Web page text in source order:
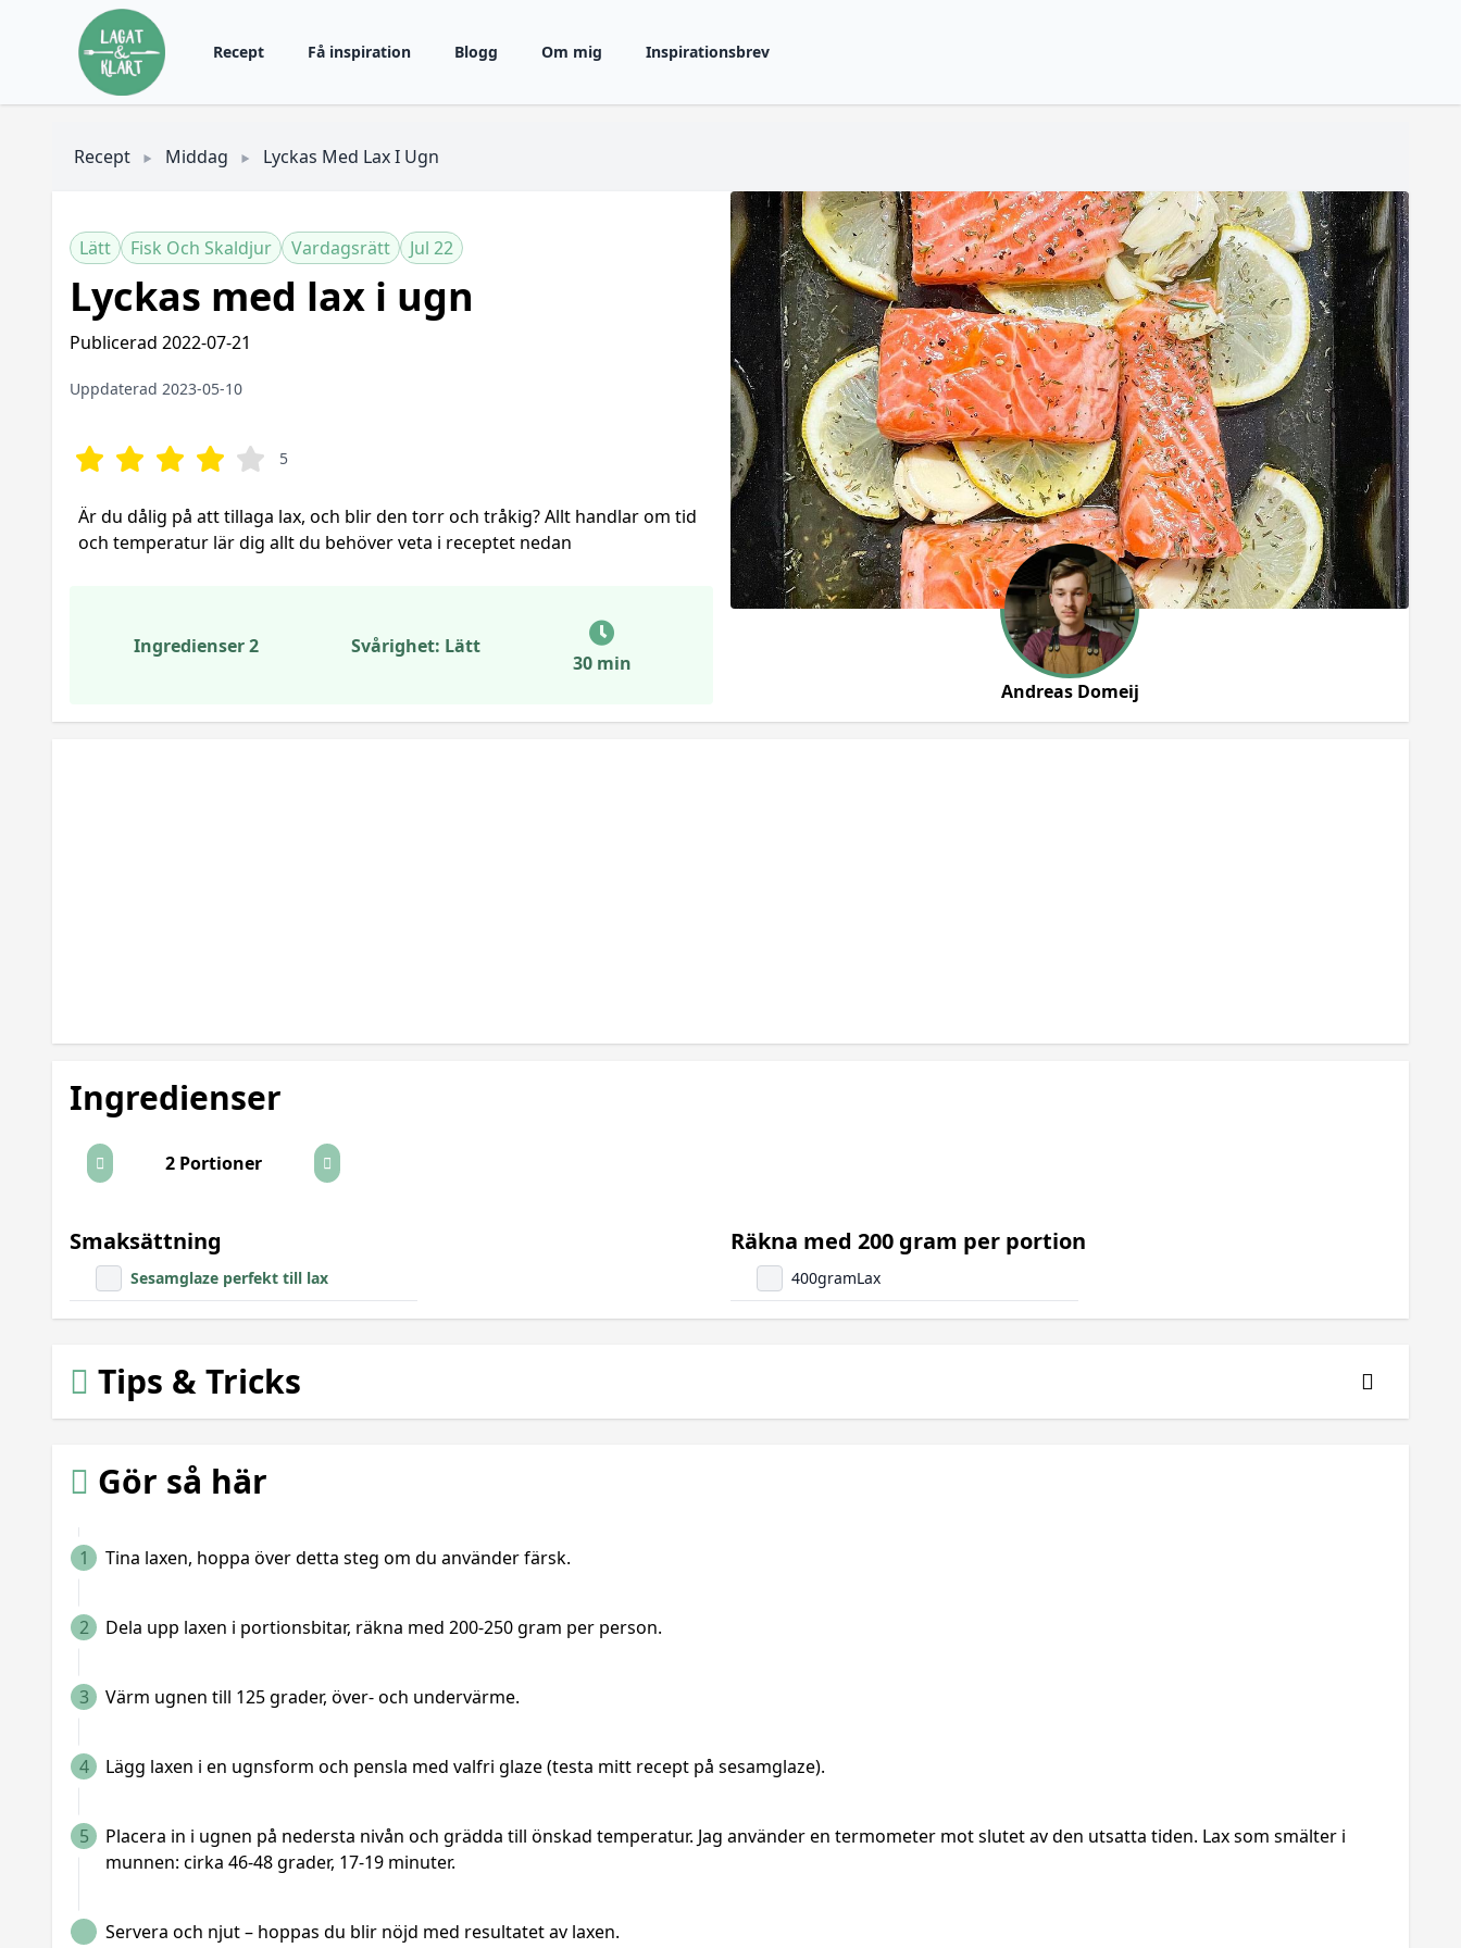
Recept Få inspiration Blogg Om mig Inspirationsbrev
Recept Middag Lyckas Med Lax I Ugn
Andreas Domeij
Lätt Fisk Och Skaldjur Vardagsrätt Jul 22
Lyckas med lax i ugn
Publicerad 2022-07-21
Uppdaterad 2023-05-10
5
Är du dålig på att tillaga lax, och blir den torr och tråkig? Allt handlar om tid
och temperatur lär dig allt du behöver veta i receptet nedan
Ingredienser 2 Svårighet: Lätt
30 min
Ingredienser
2 Portioner
Smaksättning
Sesamglaze perfekt till lax
Räkna med 200 gram per portion
400gramLax
Tips & Tricks
Gör så här
1 Tina laxen, hoppa över detta steg om du använder färsk.
2 Dela upp laxen i portionsbitar, räkna med 200-250 gram per person.
3 Värm ugnen till 125 grader, över- och undervärme.
4 Lägg laxen i en ugnsform och pensla med valfri glaze (testa mitt recept på sesamglaze).
5
Placera in i ugnen på nedersta nivån och grädda till önskad temperatur. Jag använder en termometer mot slutet av den utsatta tiden. Lax som smälter i
munnen: cirka 46-48 grader, 17-19 minuter.
Servera och njut – hoppas du blir nöjd med resultatet av laxen.